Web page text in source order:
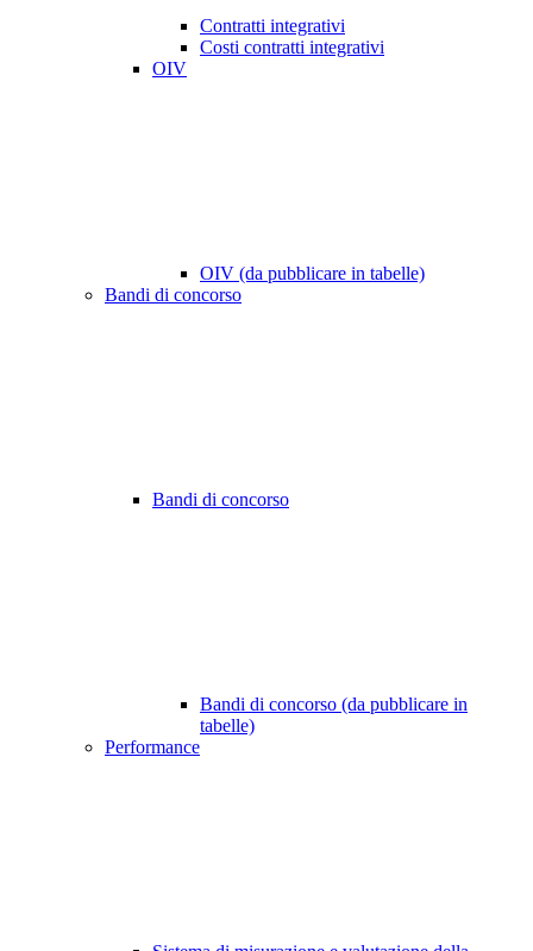
Contratti integrativi
Costi contratti integrativi
OIV
OIV (da pubblicare in tabelle)
Bandi di concorso
Bandi di concorso
Bandi di concorso (da pubblicare in
tabelle)
Performance